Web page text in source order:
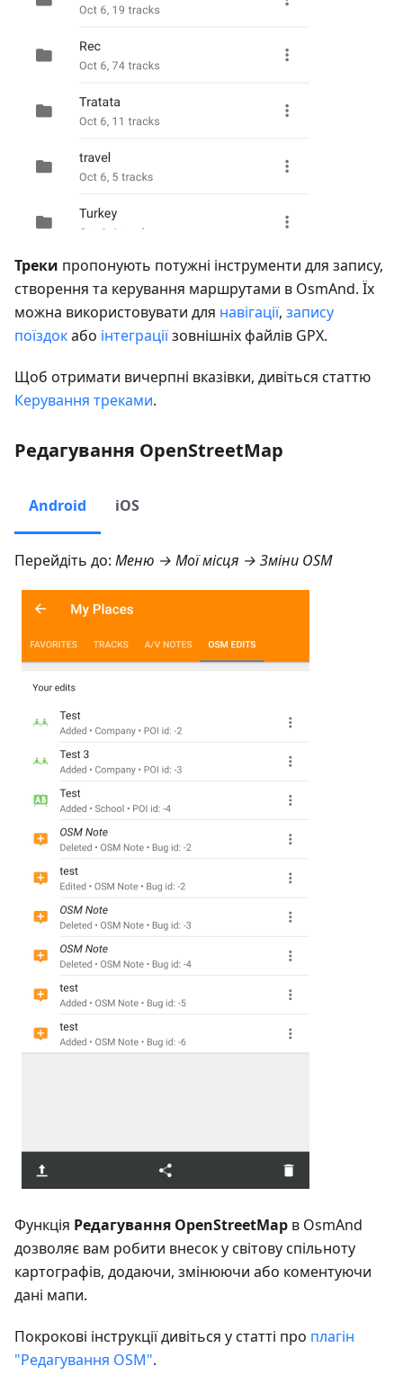
Треки пропонують потужні інструменти для запису,
створення та керування маршрутами в OsmAnd. Їх
можна використовувати для навігації, запису
поїздокабо інтеграціїзовнішніх файлів GPX.
Щоб отримати вичерпні вказівки, дивіться статтю
Керування треками.
Редагування OpenStreetMap
Android iOS
Перейдіть до: Меню → Мої місця → Зміни OSM
Функція Редагування OpenStreetMap в OsmAnd
дозволяє вам робити внесок у світову спільноту
картографів, додаючи, змінюючи або коментуючи
дані мапи.
Покрокові інструкції дивіться у статті про плагін
"Редагування OSM".